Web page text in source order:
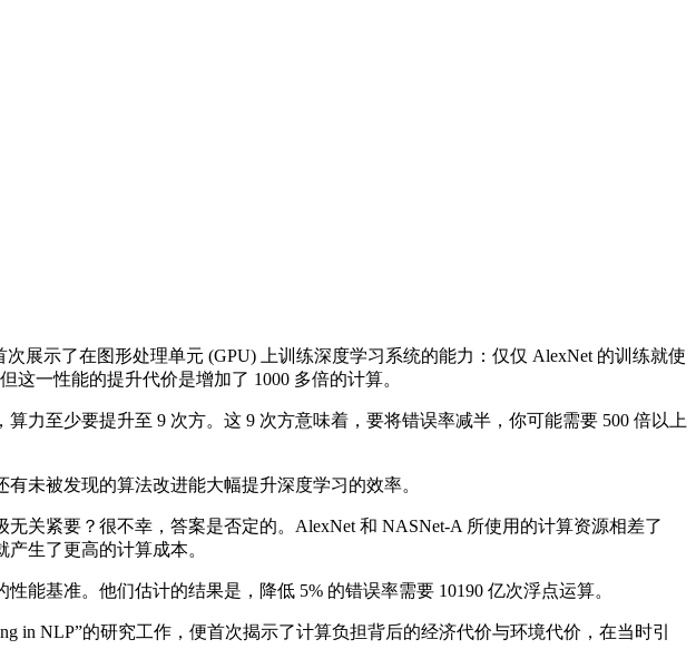
示了在图形处理单元 (GPU) 上训练深度学习系统的能力：仅仅 AlexNet 的训练就使
这一性能的提升代价是增加了 1000 多倍的计算。
至少要提升至 9 次方。这 9 次方意味着，要将错误率减半，你可能需要 500 倍以上
未被发现的算法改进能大幅提升深度学习的效率。
紧要？很不幸，答案是否定的。AlexNet 和 NASNet-A 所使用的计算资源相差了
生了更高的计算成本。
基准。他们估计的结果是，降低 5% 的错误率需要 10190 亿次浮点运算。
in NLP”的研究工作，便首次揭示了计算负担背后的经济代价与环境代价，在当时引